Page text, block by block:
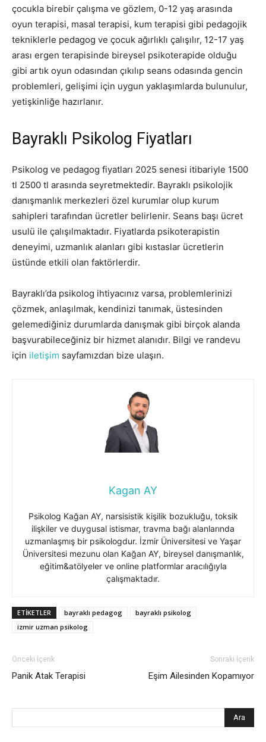
çocukla birebir çalışma ve gözlem, 0-12 yaş arasında
oyun terapisi, masal terapisi, kum terapisi gibi pedagojik
tekniklerle pedagog ve çocuk ağırlıklı çalışılır, 12-17 yaş
arası ergen terapisinde bireysel psikoterapide olduğu
gibi artık oyun odasından çıkılıp seans odasında gencin
problemleri, gelişimi için uygun yaklaşımlarda bulunulur,
yetişkinliğe hazırlanır.
Bayraklı Psikolog Fiyatları
Psikolog ve pedagog fiyatları 2025 senesi itibariyle 1500
tl 2500 tl arasında seyretmektedir. Bayraklı psikolojik
danışmanlık merkezleri özel kurumlar olup kurum
sahipleri tarafından ücretler belirlenir. Seans başı ücret
usulü ile çalışılmaktadır. Fiyatlarda psikoterapistin
deneyimi, uzmanlık alanları gibi kıstaslar ücretlerin
üstünde etkili olan faktörlerdir.
Bayraklı’da psikolog ihtiyacınız varsa, problemlerinizi
çözmek, anlaşılmak, kendinizi tanımak, üstesinden
gelemediğiniz durumlarda danışmak gibi birçok alanda
başvurabileceğiniz bir hizmet alanıdır. Bilgi ve randevu
için iletişim sayfamızdan bize ulaşın.
Kagan AY
Psikolog Kağan AY, narsisistik kişilik bozukluğu, toksik
ilişkiler ve duygusal istismar, travma bağı alanlarında
uzmanlaşmış bir psikologdur. İzmir Üniversitesi ve Yaşar
Üniversitesi mezunu olan Kağan AY, bireysel danışmanlık,
eğitim&atölyeler ve online platformlar aracılığıyla
çalışmaktadır.
ETIKETLER bayraklı pedagog
bayraklı psikolog
izmir uzman psikolog
Önceki İçerik
Panik Atak Terapisi
Sonraki İçerik
Eşim Ailesinden Kopamıyor